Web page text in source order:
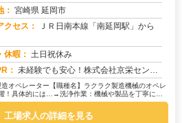
： 宮崎県 延岡市
クセス：
ＪＲ日南本線「南延岡駅」から
休暇： 土日祝休み
： 未経験でも安心！株式会社京栄センターで新しい一歩を踏み出しませんか？☆赴任費用は100％サポート！給料日までのお金...
オペレーター【職種名】ラクラク製造機械のオペレ
！具体的には…→洗浄作業：機械や製品を丁寧に洗
工場求人の詳細を見る